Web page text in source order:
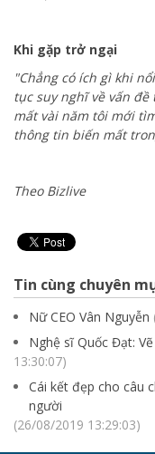
Khi gặp trở ngại
"Chẳng có ích gì khi
tục suy nghĩ về vấn
mất vài năm tôi mới
thông tin biến mất
Theo Bizlive
Tin cùng chuyên
Nữ CEO Vân Nguyễn
Nghệ sĩ Quốc Đạt:
13:30:07)
Cái kết đẹp cho câu
người
(26/08/2019 13:29:03)